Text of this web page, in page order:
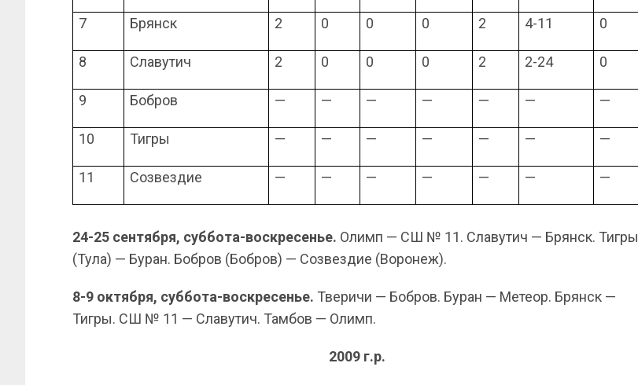
7 Брянск 2 0 0 0 2 4-11 0
8 Славутич 2 0 0 0 2 2-24 0
9 Бобров — — — — — — —
10 Тигры — — — — — — —
11 Созвездие — — — — — — —
24-25 сентября, суббота-воскресенье. Олимп — СШ № 11. Славутич — Брянск. Тигры
(Тула) — Буран. Бобров (Бобров) — Созвездие (Воронеж).
8-9 октября, суббота-воскресенье. Тверичи — Бобров. Буран — Метеор. Брянск —
Тигры. СШ № 11 — Славутич. Тамбов — Олимп.
2009 г.р.